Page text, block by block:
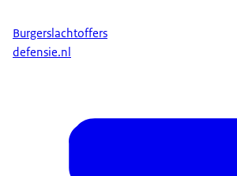
Burgerslachtoffers
defensie.nl